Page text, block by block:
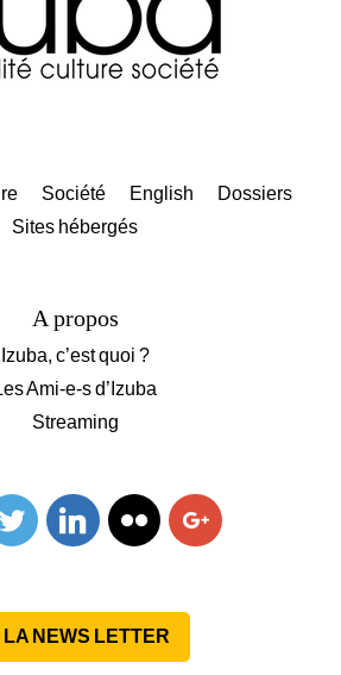
Société English
Dossiers
Sites hébergés
A propos
Izuba, c’est quoi ?
Ami-e-s d’Izuba
Streaming
LA NEWS LETTER